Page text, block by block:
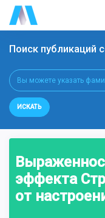
Поиск публикаций
ИСКАТЬ
эффекта
от